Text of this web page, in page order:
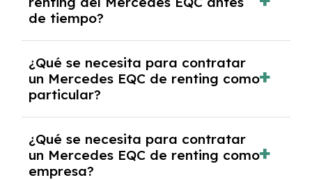
salvo en casos que lo exija el proveedor
debido al resultado del estudio de viabilidad
económica.
de tiempo?
pero puede haber penalizaciones por
cancelación anticipada. Es importante revisar
las condiciones del contrato y hablar con un
experto que te asesore.
¿Qué se necesita para contratar
un Mercedes EQC de renting como
particular?
y, en algunos casos, una consulta de solvencia
crediticia y un pago inicial.
¿Qué se necesita para contratar
un Mercedes EQC de renting como
empresa?